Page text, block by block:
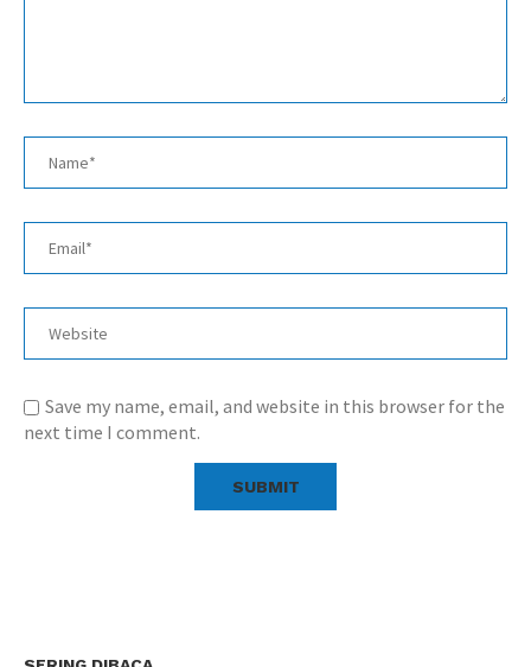
Save my name, email, and website in this browser for the
next time I comment.